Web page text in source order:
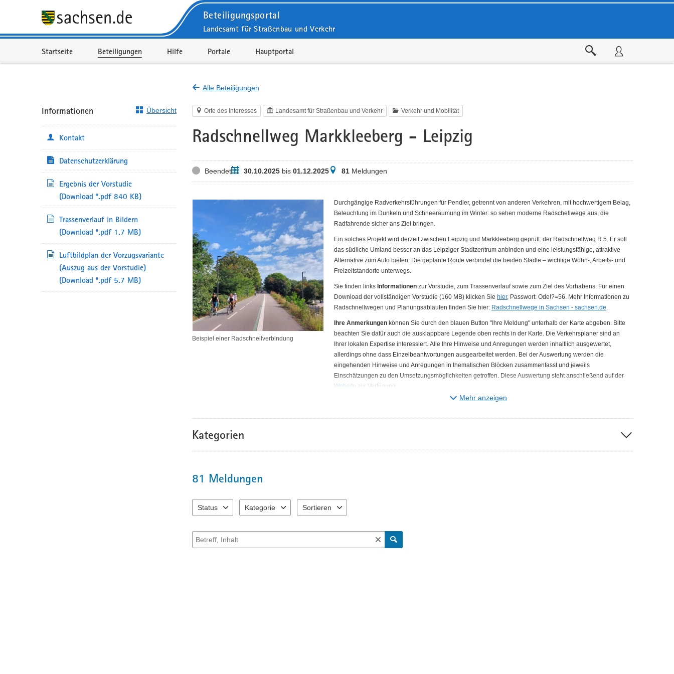
Beteiligungsportal
Landesamt für Straßenbau und Verkehr
Startseite Beteiligungen Hilfe Portale Hauptportal
Alle Beteiligungen
Orte des Interesses Landesamt für Straßenbau und Verkehr Verkehr und Mobilität
Radschnellweg Markkleeberg - Leipzig
StatusBeendetZeitraum30.10.2025bis 01.12.2025Meldungen
81Meldungen
Beispiel einer Radschnellverbindung
Durchgängige Radverkehrsführungen für Pendler, getrennt von anderen Verkehren, mit hochwertigem Belag,
Beleuchtung im Dunkeln und Schneeräumung im Winter: so sehen moderne Radschellwege aus, die
Radfahrende sicher ans Ziel bringen.
Ein solches Projekt wird derzeit zwischen Leipzig und Markkleeberg geprüft: der Radschnellweg R 5. Er soll
das südliche Umland besser an das Leipziger Stadtzentrum anbinden und eine leistungsfähige, attraktive
Alternative zum Auto bieten. Die geplante Route verbindet die beiden Städte – wichtige Wohn-, Arbeits- und
Freizeitstandorte unterwegs.
Sie finden links Informationenzur Vorstudie, zum Trassenverlauf sowie zum Ziel des Vorhabens. Für einen
Download der vollständigen Vorstudie (160 MB) klicken Sie hier, Passwort: Ode!?=56. Mehr Informationen zu
Radschnellwegen und Planungsabläufen finden Sie hier: Radschnellwege in Sachsen - sachsen.de.
Ihre Anmerkungen können Sie durch den blauen Button "Ihre Meldung" unterhalb der Karte abgeben. Bitte
beachten Sie dafür auch die ausklappbare Legende oben rechts in der Karte. Die Verkehrsplaner sind an
Ihrer lokalen Expertise interessiert. Alle Ihre Hinweise und Anregungen werden inhaltlich ausgewertet,
allerdings ohne dass Einzelbeantwortungen ausgearbeitet werden. Bei der Auswertung werden die
eingehenden Hinweise und Anregungen in thematischen Blöcken zusammenfasst und jeweils
Einschätzungen zu den Umsetzungsmöglichkeiten getroffen. Diese Auswertung steht anschließend auf der
Website zur Verfügung.
Mehr anzeigen
Kategorien
81 Meldungen
Status
Kategorie
Sortieren
Suche nach Meldungen und Kommentaren
Informationen Übersicht
Kontakt
Datenschutzerklärung
Ergebnis der Vorstudie
(Download *.pdf 840 KB)
Trassenverlauf in Bildern
(Download *.pdf 1.7 MB)
Luftbildplan der Vorzugsvariante
(Auszug aus der Vorstudie)
(Download *.pdf 5.7 MB)